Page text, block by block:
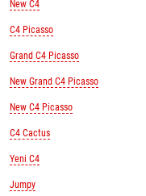
New C4
C4 Picasso
Grand C4 Picasso
New Grand C4 Picasso
New C4 Picasso
C4 Cactus
Yeni C4
Jumpy